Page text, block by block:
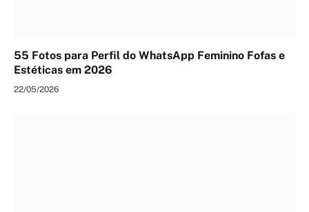
55 Fotos para Perfil do WhatsApp Feminino Fofas e
Estéticas em 2026
22/05/2026